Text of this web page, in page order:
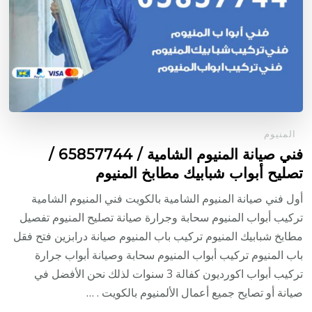
المنيوم
فني صيانة المنيوم الشامية / 65857744 /
تصليح أبواب شبابيك مطابخ المنيوم
أول فني صيانة المنيوم الشامية بالكويت فني المنيوم الشامية
تركيب أبواب المنيوم سحابة وجرارة صيانة تصليح المنيوم تفصيل
مطابخ شبابيك المنيوم تركيب باب المنيوم صيانة درابزين فتح فقل
باب المنيوم تركيب أبواب المنيوم سحابة وصيانة أبواب جرارة
تركيب أبواب اكورديون كفالة 3 سنوات لذلك نحن الأفضل في
صيانة أو تصايح جميع أعمال الألمنيوم بالكويت . …